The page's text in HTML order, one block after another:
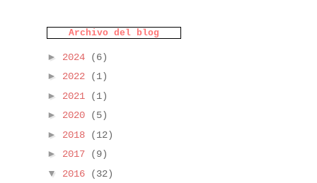
Archivo del blog
► 2024
(6)
► 2022
(1)
► 2021
(1)
► 2020
(5)
► 2018
(12)
► 2017
(9)
▼ 2016
(32)